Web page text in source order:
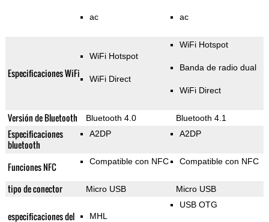
ac ac
Especificaciones WiFi
WiFi Hotspot
WiFi Direct
WiFi Hotspot
Banda de radio dual
WiFi Direct
Versión de Bluetooth Bluetooth 4.0 Bluetooth 4.1
Especificaciones
bluetooth
A2DP A2DP
Funciones NFC Compatible con NFC Compatible con NFC
tipo de conector Micro USB Micro USB
especificaciones del
MHL
USB OTG